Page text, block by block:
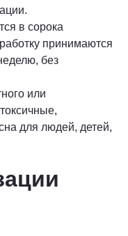
в сорока
принимаются
без
или
для людей, детей,